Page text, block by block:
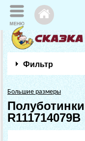
Фильтр
Большие размеры
R111714079B